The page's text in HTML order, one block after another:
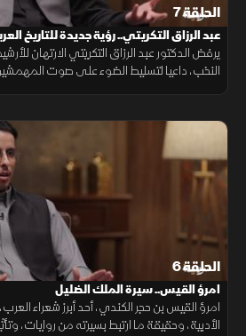
الحلقة 7
عبد الرزاق التكريتي.. رؤية جديدة للتاريخ
يرفض الدكتور عبد الرزاق التكريتي الارتهان
النخب، داعيا لتسليط الضوء على صوت
الحلقة 6
امرؤ القيس.. سيرة الملك الضليل
امرؤ القيس بن حجر الكندي، أحد أبرز شعراء
الأدبية، وحقيقة ما ارتبط بسيرته من روايات،